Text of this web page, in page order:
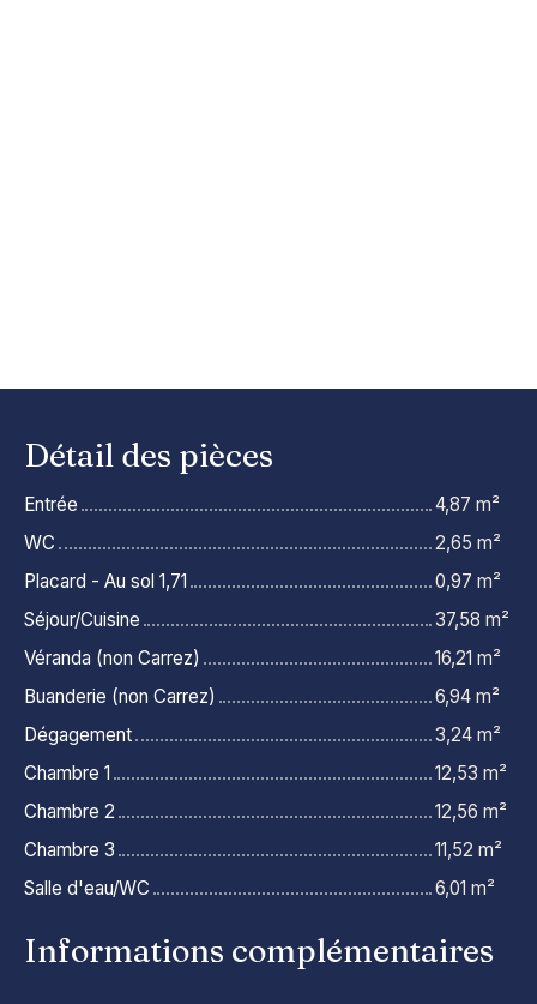
Détail des pièces
Entrée
4,87 m²
WC
2,65 m²
Placard - Au sol 1,71
0,97 m²
Séjour/Cuisine
37,58 m²
Véranda (non Carrez)
16,21 m²
Buanderie (non Carrez)
6,94 m²
Dégagement
3,24 m²
Chambre 1
12,53 m²
Chambre 2
12,56 m²
Chambre 3
11,52 m²
Salle d'eau/WC
6,01 m²
Informations complémentaires